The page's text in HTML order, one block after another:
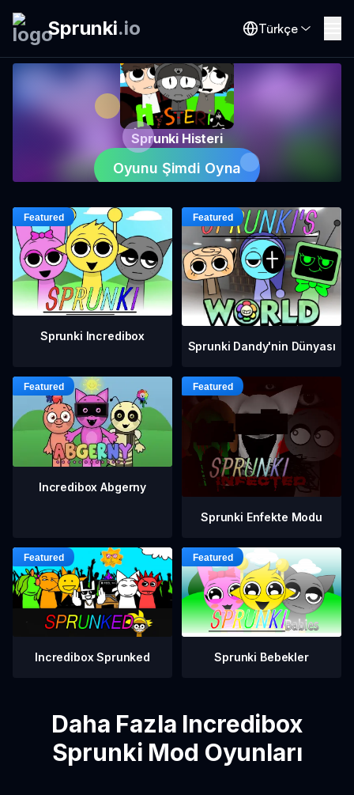
Sprunki.io Türkçe
Sprunki Histeri
Oyunu Şimdi Oyna
Sprunki Incredibox
Sprunki Dandy'nin Dünyası
Incredibox Abgerny
Sprunki Enfekte Modu
Incredibox Sprunked Sprunki Bebekler
Daha Fazla Incredibox
Sprunki Mod Oyunları